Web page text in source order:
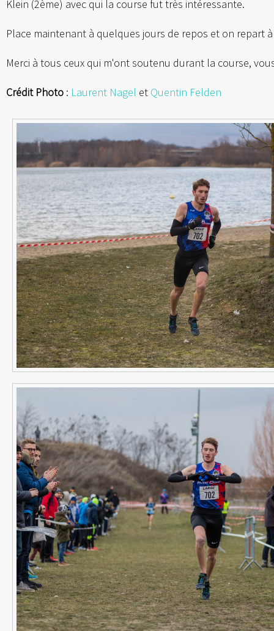
Klein (2ème) avec qui la course fut très intéressante.
Place maintenant à quelques jours de repos et on repart
Merci à tous ceux qui m'ont soutenu durant la course,
Crédit Photo : Laurent Nagel et Quentin Felden